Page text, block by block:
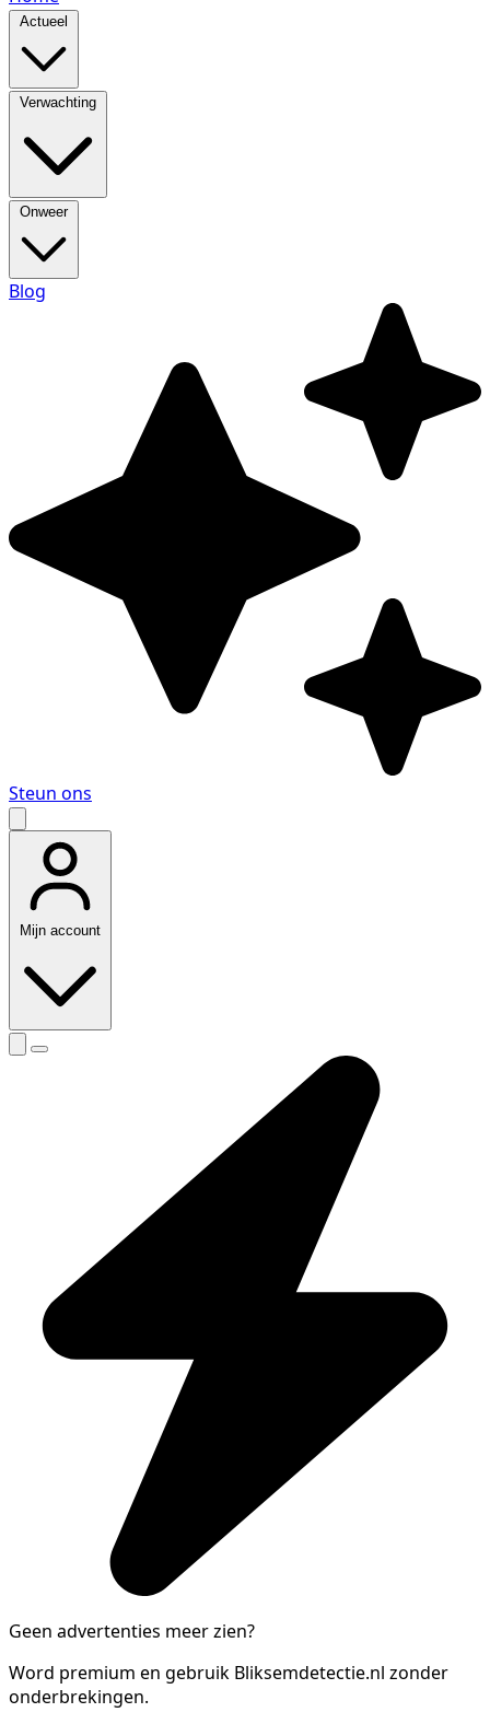
Actueel
Verwachting
Onweer
Blog
Steun ons
Mijn account
Geen advertenties meer zien?
Word premium en gebruik Bliksemdetectie.nl zonder
onderbrekingen.